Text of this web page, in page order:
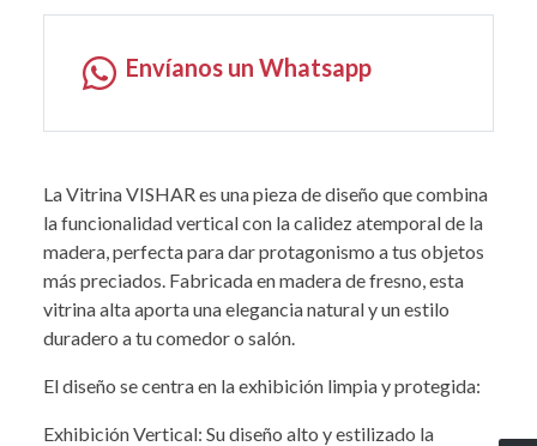
Envíanos un Whatsapp
La Vitrina VISHAR es una pieza de diseño que combina
la funcionalidad vertical con la calidez atemporal de la
madera, perfecta para dar protagonismo a tus objetos
más preciados. Fabricada en madera de fresno, esta
vitrina alta aporta una elegancia natural y un estilo
duradero a tu comedor o salón.
El diseño se centra en la exhibición limpia y protegida:
Exhibición Vertical: Su diseño alto y estilizado la